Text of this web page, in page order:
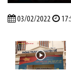
03/02/2022